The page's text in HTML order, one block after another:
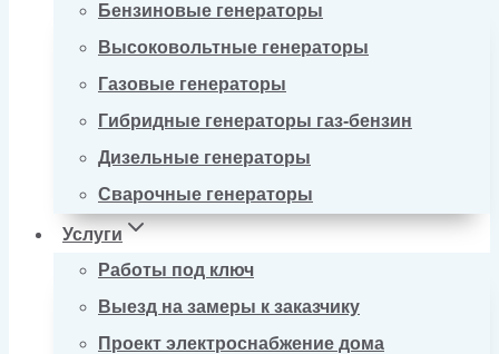
Бензиновые генераторы
Высоковольтные генераторы
Газовые генераторы
Гибридные генераторы газ-бензин
Дизельные генераторы
Сварочные генераторы
Услуги
Работы под ключ
Выезд на замеры к заказчику
Проект электроснабжение дома